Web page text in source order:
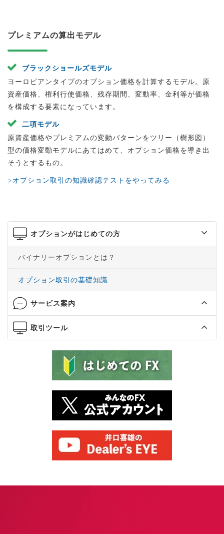
プレミアムの算出モデル
ブラックショールズモデル
ヨーロピアンタイプのオプション価格を計算するモデル。原
資産価格、権利行使価格、残存期間、変動率、金利等が価格
を構成する要素になっています。
二項モデル
原資産価格やプレミアムの変動パターンをツリー（樹形図）
型の価格変動モデルにあてはめて、オプション価格を導き出
そうとするもの。
>オプション取引の知識確認テストをやってみる
オプションがはじめての方
バイナリーオプションとは？
オプション取引の基礎知識
サービス案内
取引ツール